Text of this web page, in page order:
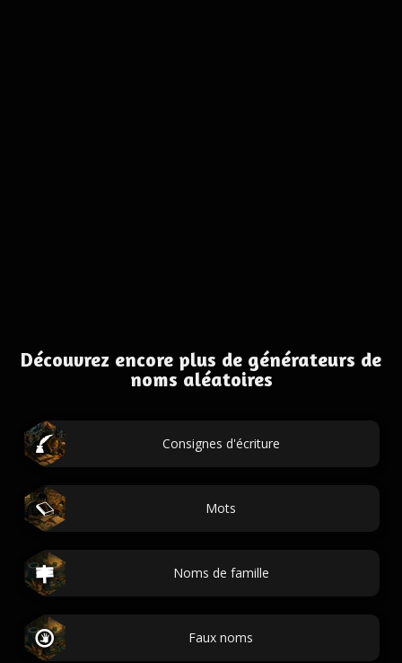
Découvrez encore plus de générateurs de
noms aléatoires
Consignes d'écriture
Mots
Noms de famille
Faux noms